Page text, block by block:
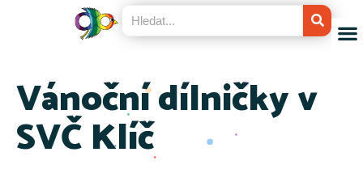
Vánoční dílničky v
SVČ Klíč